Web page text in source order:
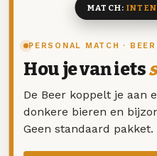
PERSONAL MATCH ·
Hou je van iets
De Beer koppelt je aan
donkere bieren en
Geen standaard pakket.
MATCH: